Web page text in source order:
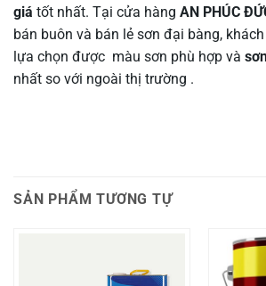
giá tốt nhất. Tại cửa hàng AN PHÚC
bán buôn và bán lẻ sơn đại bàng,
lựa chọn được màu sơn phù hợp và
nhất so với ngoài thị trường .
SẢN PHẨM TƯƠNG TỰ